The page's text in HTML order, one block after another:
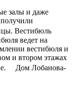
залы и даже
Вестибюль
ведет на
вестибюля и
и втором этажах
Дом Лобанова-